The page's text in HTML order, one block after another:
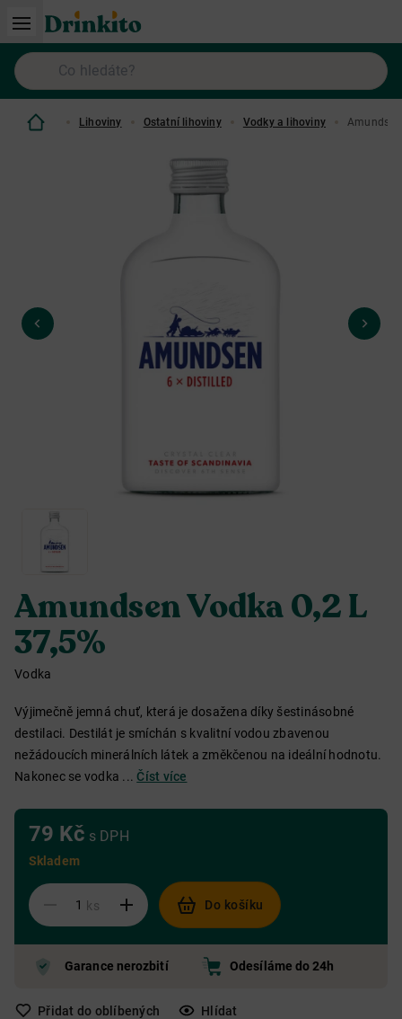
Lihoviny Ostatní lihoviny Vodky a lihoviny
Amundsen Vodka 0,2 L
37,5%
Vodka
Výjimečně jemná chuť, která je dosažena díky šestinásobné
destilaci. Destilát je smíchán s kvalitní vodou zbavenou
nežádoucích minerálních látek a změkčenou na ideální hodnotu.
Nakonec se vodka ... Číst více
79 Kč s DPH
Skladem
ks Do košíku
Garance nerozbití Odesíláme do 24h
Přidat do oblíbených Hlídat